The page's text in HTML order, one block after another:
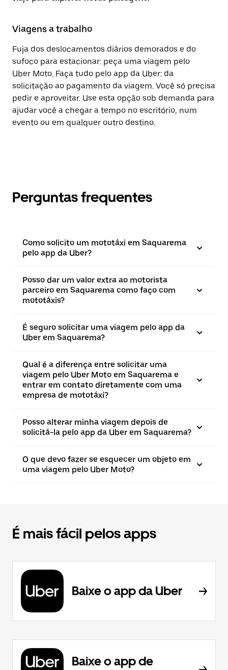
Viagens a trabalho
Fuja dos deslocamentos diários demorados e do
sufoco para estacionar: peça uma viagem pelo
Uber Moto. Faça tudo pelo app da Uber: da
solicitação ao pagamento da viagem. Você só precisa
pedir e aproveitar. Use esta opção sob demanda para
ajudar você a chegar a tempo no escritório, num
evento ou em qualquer outro destino.
Perguntas frequentes
Como solicito um mototáxi em Saquarema
pelo app da Uber?
Posso dar um valor extra ao motorista
parceiro em Saquarema como faço com
mototáxis?
É seguro solicitar uma viagem pelo app da
Uber em Saquarema?
Qual é a diferença entre solicitar uma
viagem pelo Uber Moto em Saquarema e
entrar em contato diretamente com uma
empresa de mototáxi?
Posso alterar minha viagem depois de
solicitá-la pelo app da Uber em Saquarema?
O que devo fazer se esquecer um objeto em
uma viagem pelo Uber Moto?
É mais fácil pelos apps
Baixe o app da Uber
Baixe o app de